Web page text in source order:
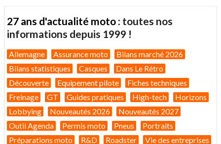
27 ans d'actualité moto : toutes nos
informations depuis 1999 !
Allemagne Assurance moto
Bilans marché 2026
Bilans statistiques
Casques
Dans Le Rétro
Découverte
Equipement pilote
Fiches techniques
Freinage
GT Guides pratiques High-tech
Horizons
Lobbying
Nouveautés 2026
Nouveautés 2027
Outil Agenda
Permis moto Pneus
Portraits
Préparations moto
R&D Roadster Vie des entreprises